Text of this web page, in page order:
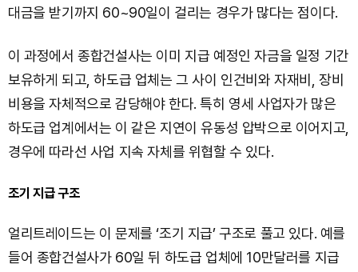
대금을 받기까지 60~90일이 걸리는 경우가 많다는 점이다.
이 과정에서 종합건설사는 이미 지급 예정인 자금을 일정 기간
보유하게 되고, 하도급 업체는 그 사이 인건비와 자재비, 장비
비용을 자체적으로 감당해야 한다. 특히 영세 사업자가 많은
하도급 업계에서는 이 같은 지연이 유동성 압박으로 이어지고,
경우에 따라선 사업 지속 자체를 위협할 수 있다.
조기 지급 구조
얼리트레이드는 이 문제를 ‘조기 지급’ 구조로 풀고 있다. 예를
들어 종합건설사가 60일 뒤 하도급 업체에 10만달러를 지급